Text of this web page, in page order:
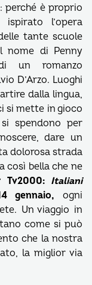
perché è proprio
l’opera
tante scuole
di Penny
un romanzo
D’Arzo. Luoghi
dalla lingua,
si mette in gioco
spendono per
dare un
dolorosa strada
così bella che ne
Tv2000: Italiani
gennaio, ogni
Un viaggio in
come si può
che la nostra
la miglior via